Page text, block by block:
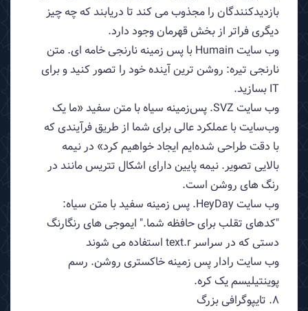
بازدیدکنندگان را مجذوب می کند تا دریابند که چه چیز
دیگری فراتر از بخش قهرمان وجود دارد.
وب سایت Humain با پس زمینه نارنجی خامه ای. متن
نارنجی تیره: روشن ترین آینده خود را تصور کنید و برای
IT بسازید.
وب سایت SVZ. پس‌زمینه سیاه با متن سفید «ما یک
وب‌سایت با عملکرد عالی برای شما از طریق فرآیندی که
با دقت طراحی شده‌ایم ایجاد خواهیم کرد» در نیمه
بالایی تصویر. نیمه پایین دارای اشکال تتریس مانند در
رنگ های روشن است.
وب سایت HeyDay. پس زمینه سفید با متن سیاه:
"کدهای تقلب برای حافظه شما." ایموجی های رنگارنگ
دستی که در سراسر text.r استفاده می شوند
وب سایت رادار پس زمینه خاکستری روشن. رسم
پوینتیلیسم یک کره.
8. تایپوگرافی بزرگ